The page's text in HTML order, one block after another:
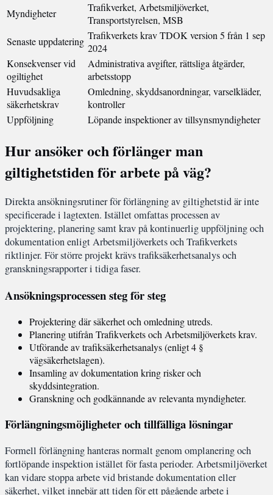
Myndigheter
Trafikverket, Arbetsmiljöverket,
Transportstyrelsen, MSB
Senaste uppdatering Trafikverkets krav TDOK version 5 från 1 sep
2024
Konsekvenser vid
ogiltighet
Administrativa avgifter, rättsliga åtgärder,
arbetsstopp
Huvudsakliga
säkerhetskrav
Omledning, skyddsanordningar, varselkläder,
kontroller
Uppföljning
Löpande inspektioner av tillsynsmyndigheter
Hur ansöker och förlänger man
giltighetstiden för arbete på väg?
Direkta ansökningsrutiner för förlängning av giltighetstid är inte
specificerade i lagtexten. Istället omfattas processen av
projektering, planering samt krav på kontinuerlig uppföljning och
dokumentation enligt Arbetsmiljöverkets och Trafikverkets
riktlinjer. För större projekt krävs trafiksäkerhetsanalys och
granskningsrapporter i tidiga faser.
Ansökningsprocessen steg för steg
Projektering där säkerhet och omledning utreds.
Planering utifrån Trafikverkets och Arbetsmiljöverkets krav.
Utförande av trafiksäkerhetsanalys (enligt 4 §
vägsäkerhetslagen).
Insamling av dokumentation kring risker och
skyddsintegration.
Granskning och godkännande av relevanta myndigheter.
Förlängningsmöjligheter och tillfälliga lösningar
Formell förlängning hanteras normalt genom omplanering och
fortlöpande inspektion istället för fasta perioder. Arbetsmiljöverket
kan vidare stoppa arbete vid bristande dokumentation eller
säkerhet, vilket innebär att tiden för ett pågående arbete i